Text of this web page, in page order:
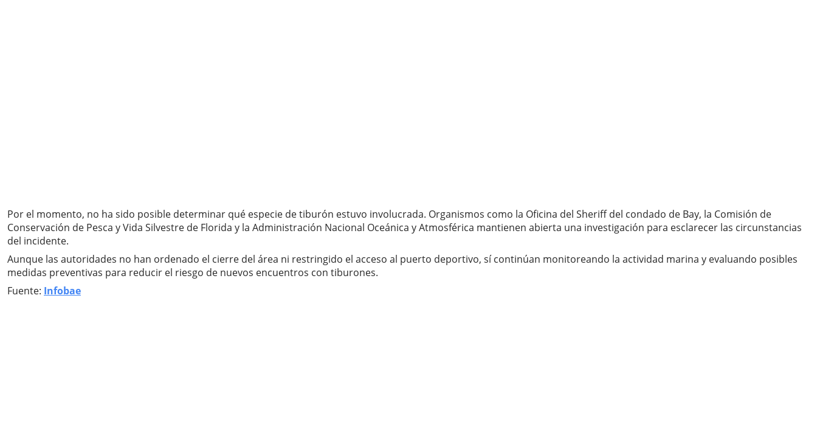
Por el momento, no ha sido posible determinar qué especie de tiburón estuvo involucrada. Organismos como la Oficina del Sheriff del condado de Bay, la Comisión de
Conservación de Pesca y Vida Silvestre de Florida y la Administración Nacional Oceánica y Atmosférica mantienen abierta una investigación para esclarecer las circunstancias
del incidente.
Aunque las autoridades no han ordenado el cierre del área ni restringido el acceso al puerto deportivo, sí continúan monitoreando la actividad marina y evaluando posibles
medidas preventivas para reducir el riesgo de nuevos encuentros con tiburones.
Fuente: Infobae